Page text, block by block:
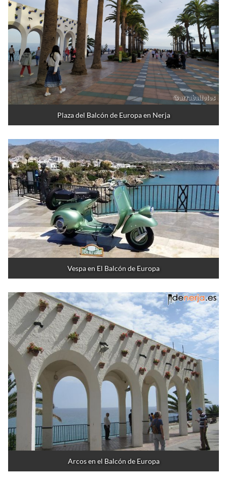
Plaza del Balcón de Europa en Nerja
Vespa en El Balcón de Europa
Arcos en el Balcón de Europa